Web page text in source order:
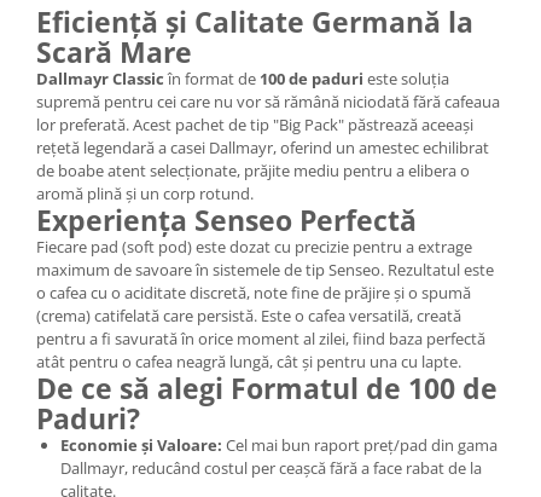
Eficiență și Calitate Germană la
Scară Mare
Dallmayr Classicîn format de 100 de paduri este soluția
supremă pentru cei care nu vor să rămână niciodată fără cafeaua
lor preferată. Acest pachet de tip "Big Pack" păstrează aceeași
rețetă legendară a casei Dallmayr, oferind un amestec echilibrat
de boabe atent selecționate, prăjite mediu pentru a elibera o
aromă plină și un corp rotund.
Experiența Senseo Perfectă
Fiecare pad (soft pod) este dozat cu precizie pentru a extrage
maximum de savoare în sistemele de tip Senseo. Rezultatul este
o cafea cu o aciditate discretă, note fine de prăjire și o spumă
(crema) catifelată care persistă. Este o cafea versatilă, creată
pentru a fi savurată în orice moment al zilei, fiind baza perfectă
atât pentru o cafea neagră lungă, cât și pentru una cu lapte.
De ce să alegi Formatul de 100 de
Paduri?
Economie și Valoare: Cel mai bun raport preț/pad din gama
Dallmayr, reducând costul per ceașcă fără a face rabat de la
calitate.